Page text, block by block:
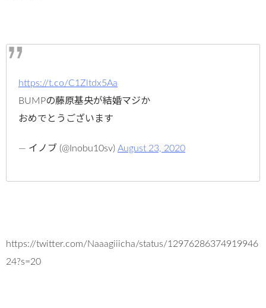
https://t.co/C1Zltdx5Aa
BUMPの藤原基央が結婚マジか
おめでとうございます
— イノブ (@Inobu10sv) August 23, 2020
https://twitter.com/Naaagiiicha/status/12976286374919946
24?s=20